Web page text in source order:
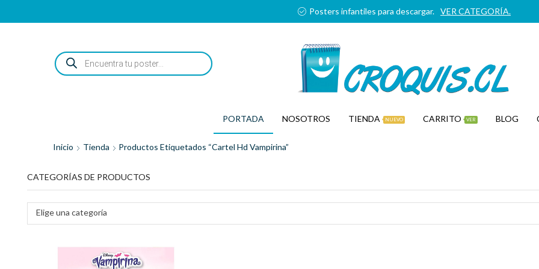
Posters infantiles para descargar. VER CATEGORÍA.
ENCUENTRA
TU
POSTER...
PORTADA NOSOTROS TIENDA NUEVO CARRITO VER BLOG
Inicio Tienda Productos Etiquetados “cartel Hd Vampirina”
CATEGORÍAS DE PRODUCTOS
Elige una categoría